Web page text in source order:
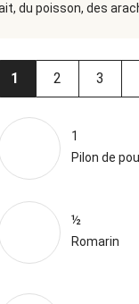
du poisson, des
1 2 3
1
Pilon de
½
Romarin